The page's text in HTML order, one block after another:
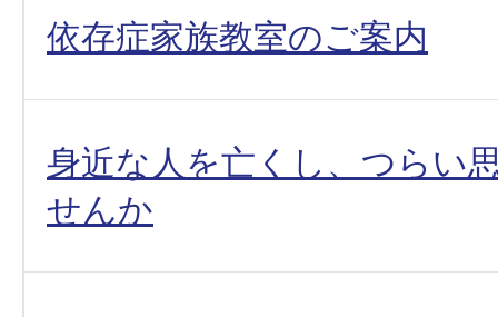
依存症家族教室のご案内
身近な人を亡くし、つらい
せんか